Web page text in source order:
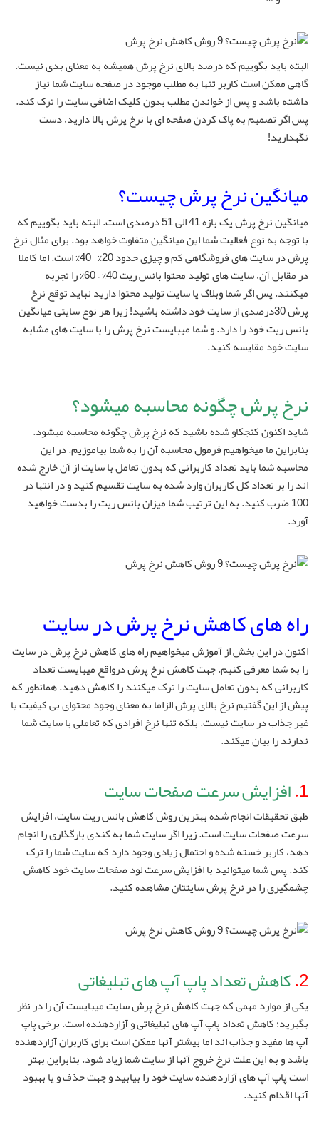
البته باید بگوییم که درصد بالای نرخ پرش همیشه به معنای بدی نیست.
گاهی ممکن است کاربر تنها به مطلب موجود در صفحه سایت شما نیاز
داشته باشد و پس از خواندن مطلب بدون کلیک اضافی سایت را ترک کند.
پس اگر تصمیم به پاک کردن صفحه ای با نرخ پرش بالا دارید، دست
نگهدارید!
میانگین نرخ پرش چیست؟
میانگین نرخ پرش یک بازه 41 الی 51 درصدی است. البته باید بگوییم که
با توجه به نوع فعالیت شما این میانگین متفاوت خواهد بود. برای مثال نرخ
پرش در سایت های فروشگاهی کم و چیزی حدود 20% – 40% است. اما کاملا
در مقابل آن، سایت های تولید محتوا بانس ریت 40% – 60% را تجربه
میکنند. پس اگر شما وبلاگ یا سایت تولید محتوا دارید نباید توقع نرخ
پرش 30درصدی از سایت خود داشته باشید! زیرا هر نوع سایتی میانگین
بانس ریت خود را دارد. و شما میبایست نرخ پرش را با سایت های مشابه
سایت خود مقایسه کنید.
نرخ پرش چگونه محاسبه میشود؟
شاید اکنون کنجکاو شده باشید که نرخ پرش چگونه محاسبه میشود.
بنابراین ما میخواهیم فرمول محاسبه آن را به شما بیاموزیم. در این
محاسبه شما باید تعداد کاربرانی که بدون تعامل با سایت از آن خارج شده
اند را بر تعداد کل کاربران وارد شده به سایت تقسیم کنید و در انتها در
100 ضرب کنید. به این ترتیب شما میزان بانس ریت را بدست خواهید
آورد.
راه های کاهش نرخ پرش در سایت
اکنون در این بخش از آموزش میخواهیم راه های کاهش نرخ پرش در سایت
را به شما معرفی کنیم. جهت کاهش نرخ پرش درواقع میبایست تعداد
کاربرانی که بدون تعامل سایت را ترک میکنند را کاهش دهید. همانطور که
پیش از این گفتیم نرخ بالای پرش الزاما به معنای وجود محتوای بی کیفیت یا
غیر جذاب در سایت نیست. بلکه تنها نرخ افرادی که تعاملی با سایت شما
ندارند را بیان میکند.
1. افزایش سرعت صفحات سایت
طبق تحقیقات انجام شده بهترین روش کاهش بانس ریت سایت، افزایش
سرعت صفحات سایت است. زیرا اگر سایت شما به کندی بارگذاری را انجام
دهد، کاربر خسته شده و احتمال زیادی وجود دارد که سایت شما را ترک
کند. پس شما میتوانید با افزایش سرعت لود صفحات سایت خود کاهش
چشمگیری را در نرخ پرش سایتتان مشاهده کنید.
2. کاهش تعداد پاپ آپ های تبلیغاتی
یکی از موارد مهمی که جهت کاهش نرخ پرش سایت میبایست آن را در نظر
بگیرید؛ کاهش تعداد پاپ آپ های تبلیغاتی و آزاردهنده است. برخی پاپ
آپ ها مفید و جذاب اند اما بیشتر آنها ممکن است برای کاربران آزاردهنده
باشد و به این علت نرخ خروج آنها از سایت شما زیاد شود. بنابراین بهتر
است پاپ آپ های آزاردهنده سایت خود را بیابید و جهت حذف و یا بهبود
آنها اقدام کنید.